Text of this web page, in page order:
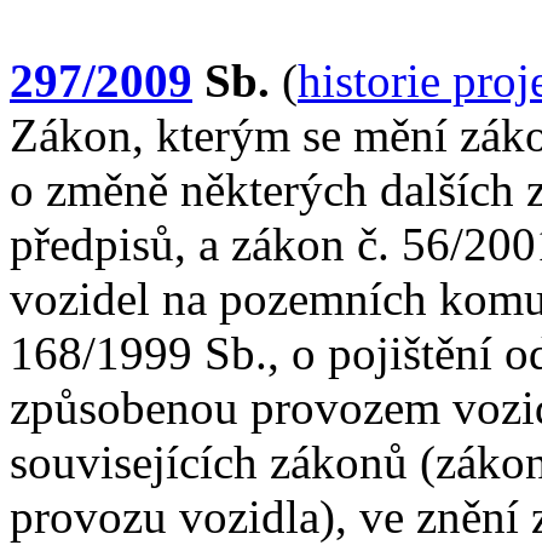
297/2009 Sb. (historie
Zákon, kterým se mění
o změně některých dalších
předpisů, a zákon č. 56/
vozidel na pozemních
168/1999 Sb., o pojištění
způsobenou provozem
souvisejících zákonů
provozu vozidla), ve znění